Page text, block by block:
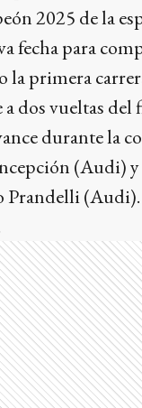
2025 de la
fecha para
la primera
dos vueltas
durante la
(Audi)
Prandelli